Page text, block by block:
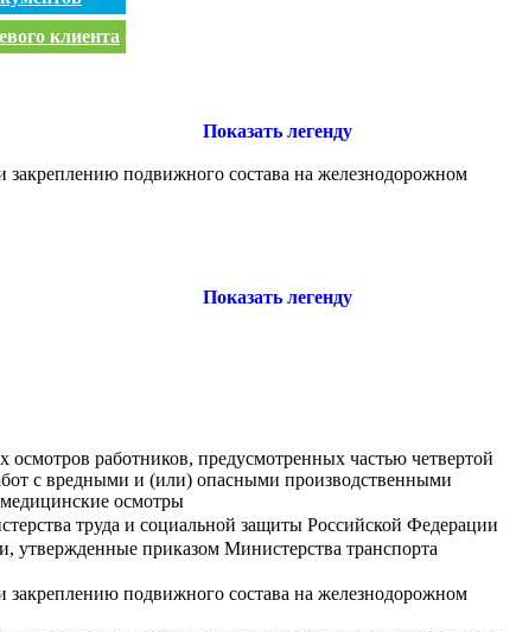
клиента
Показать легенду
закреплению подвижного состава на железнодорожном
Показать легенду
работников, предусмотренных частью четвертой
с вредными и (или) опасными производственными
осмотры
труда и социальной защиты Российской Федерации
утвержденные приказом Министерства транспорта
закреплению подвижного состава на железнодорожном